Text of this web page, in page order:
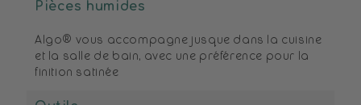
Pièces humides
Algo® vous accompagne jusque dans la cuisine
et la salle de bain, avec une préférence pour la
finition satinée